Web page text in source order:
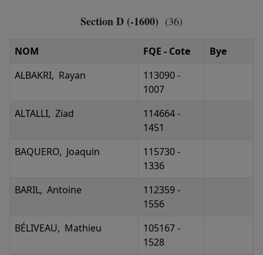
Section D (-1600) (36)
NOM FQE - Cote
Bye
ALBAKRI, Rayan
113090 -
1007
ALTALLI, Ziad
114664 -
1451
BAQUERO, Joaquin
115730 -
1336
BARIL, Antoine
112359 -
1556
BÉLIVEAU, Mathieu
105167 -
1528